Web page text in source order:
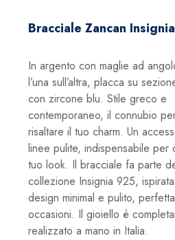
Bracciale Zancan
In argento con maglie ad
l’una sull’altra, placca su
con zircone blu. Stile greco e
contemporaneo, il connubio
risaltare il tuo charm. Un
linee pulite, indispensabile per
tuo look. Il bracciale fa parte
collezione Insignia 925,
design minimal e pulito,
occasioni. Il gioiello è
realizzato a mano in Italia.